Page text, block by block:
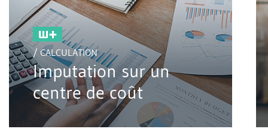
/ CALCULATION
Imputation sur un
centre de coût